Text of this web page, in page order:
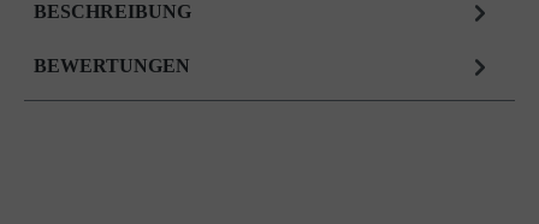
BESCHREIBUNG
BEWERTUNGEN